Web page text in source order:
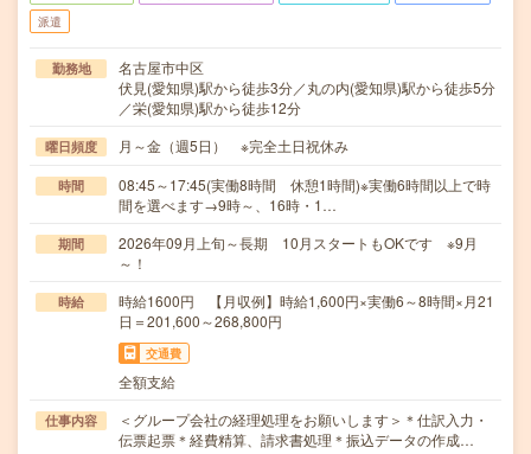
派遣
勤務地
名古屋市中区
伏見(愛知県)駅から徒歩3分／丸の内(愛知県)駅から徒歩5分
／栄(愛知県)駅から徒歩12分
曜日頻度 月～金（週5日） ※完全土日祝休み
時間
08:45～17:45(実働8時間 休憩1時間)※実働6時間以上で時
間を選べます→9時～、16時・1…
期間
2026年09月上旬～長期 10月スタートもOKです ※9月
～！
時給
時給1600円 【月収例】時給1,600円×実働6～8時間×月21
日＝201,600～268,800円
交通費
全額支給
仕事内容
＜グループ会社の経理処理をお願いします＞＊仕訳入力・
伝票起票＊経費精算、請求書処理＊振込データの作成…